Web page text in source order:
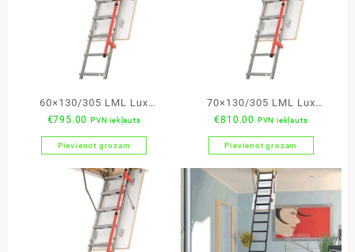
60×130/305 LML Lux
bēniņu kāpnes
€795.00 PVN iekļauts
Pievienot grozam
70×130/305 LML Lux
bēniņu kāpnes
€810.00 PVN iekļauts
Pievienot grozam